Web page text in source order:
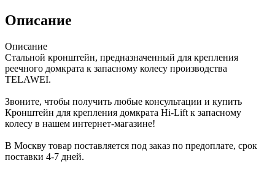
Описание
Описание
Стальной кронштейн, предназначенный для крепления
реечного домкрата к запасному колесу производства
TELAWEI.
Звоните, чтобы получить любые консультации и купить
Кронштейн для крепления домкрата Hi-Lift к запасному
колесу в нашем интернет-магазине!
В Москву товар поставляется под заказ по предоплате, срок
поставки 4-7 дней.